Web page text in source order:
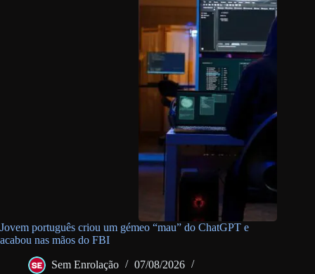
Jovem português criou um gémeo “mau” do ChatGPT e
acabou nas mãos do FBI
Sem Enrolação
07/08/2026